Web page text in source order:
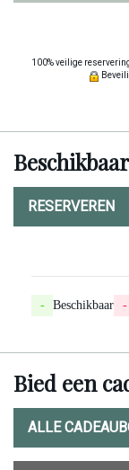
100% veilige
RESERVEREN
- Beschikbaar -
Bied een
ALLE